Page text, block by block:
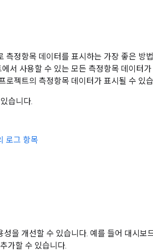
측정항목 데이터를 표시하는 가장 좋은 방
서 사용할 수 있는 모든 측정항목 데이터가
로젝트의 측정항목 데이터가 표시될 수 있
습니다.
로그 항목
을 개선할 수 있습니다. 예를 들어 대시보
가할 수 있습니다.